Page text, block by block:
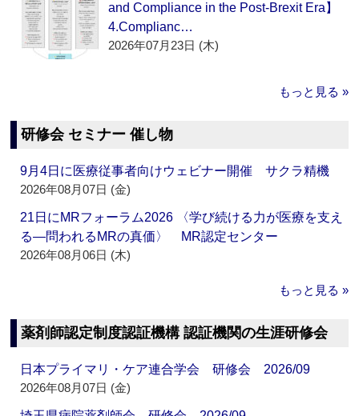
and Compliance in the Post-Brexit Era】
4.Complianc…
2026年07月23日 (木)
もっと見る »
研修会 セミナー 催し物
9月4日に医療従事者向けウェビナー開催 サクラ精機
2026年08月07日 (金)
21日にMRフォーラム2026 〈学び続ける力が医療を支え
る―問われるMRの真価〉 MR認定センター
2026年08月06日 (木)
もっと見る »
薬剤師認定制度認証機構 認証機関の生涯研修会
日本プライマリ・ケア連合学会 研修会 2026/09
2026年08月07日 (金)